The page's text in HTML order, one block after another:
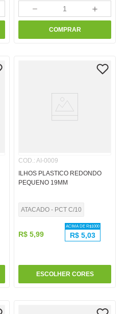
＋
－
COMPRAR
COD.: AI-0009
ILHOS PLASTICO REDONDO
PEQUENO 19MM
ATACADO - PCT C/10
R$ 5,99
ACIMA DE R$1000
R$ 5,03
ESCOLHER CORES